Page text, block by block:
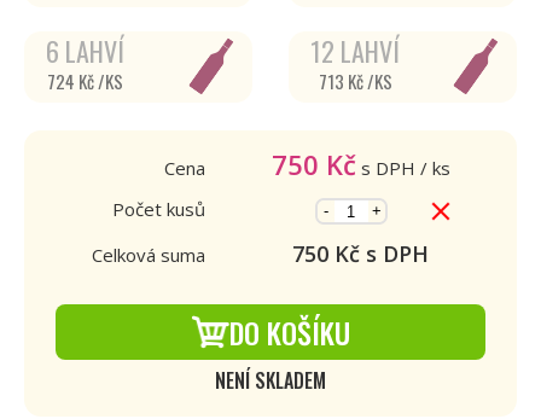
6 LAHVÍ
724 Kč /KS
12 LAHVÍ
713 Kč /KS
Cena 750 Kč s DPH / ks
Počet kusů
- +
Celková suma 750 Kč s DPH
DO KOŠÍKU
NENÍ SKLADEM